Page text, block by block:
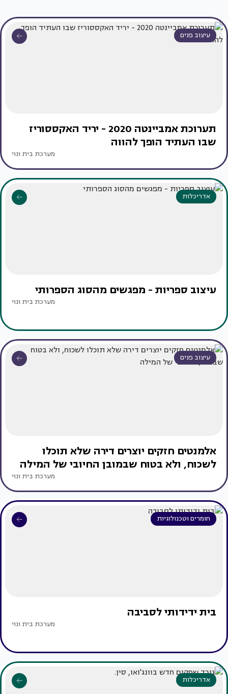
עיצוב פנים
תערוכת אמביינטה 2020 - יריד האקססוריז
שבו העתיד הופך להווה
מערכת בית ונוי
אדריכלות
עיצוב ספריות - מפגשים מהסוג הספרותי
מערכת בית ונוי
עיצוב פנים
אלמנטים חזקים יוצרים דירה שלא תוכלו
לשכוח, ולא בטוח שבמובן החיובי של המילה
מערכת בית ונוי
חומרים וטכנולוגיות
בית ידידותי לסביבה
מערכת בית ונוי
אדריכלות